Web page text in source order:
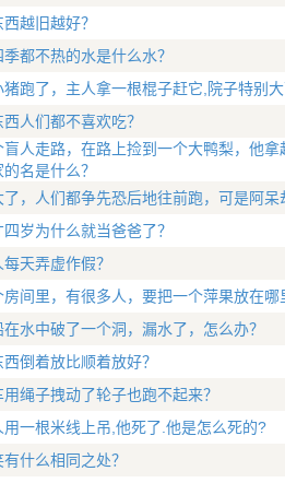
越旧越好？
都不热的水是什么水？
猪跑了，主人拿一根棍子赶它,院子特别
人们都不喜欢吃？
盲人走路，在路上捡到一个大鸭梨，他
名是什么？
了，人们都争先恐后地往前跑，可是阿
岁为什么就当爸爸了？
天弄虚作假？
房间里，有很多人，要把一个萍果放在
水中破了一个洞，漏水了，怎么办？
倒着放比顺着放好？
绳子拽动了轮子也跑不起来？
用一根米线上吊,他死了.他是怎么死的?
什么相同之处？